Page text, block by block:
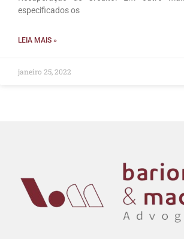
especificados os
LEIA MAIS »
janeiro 25, 2022